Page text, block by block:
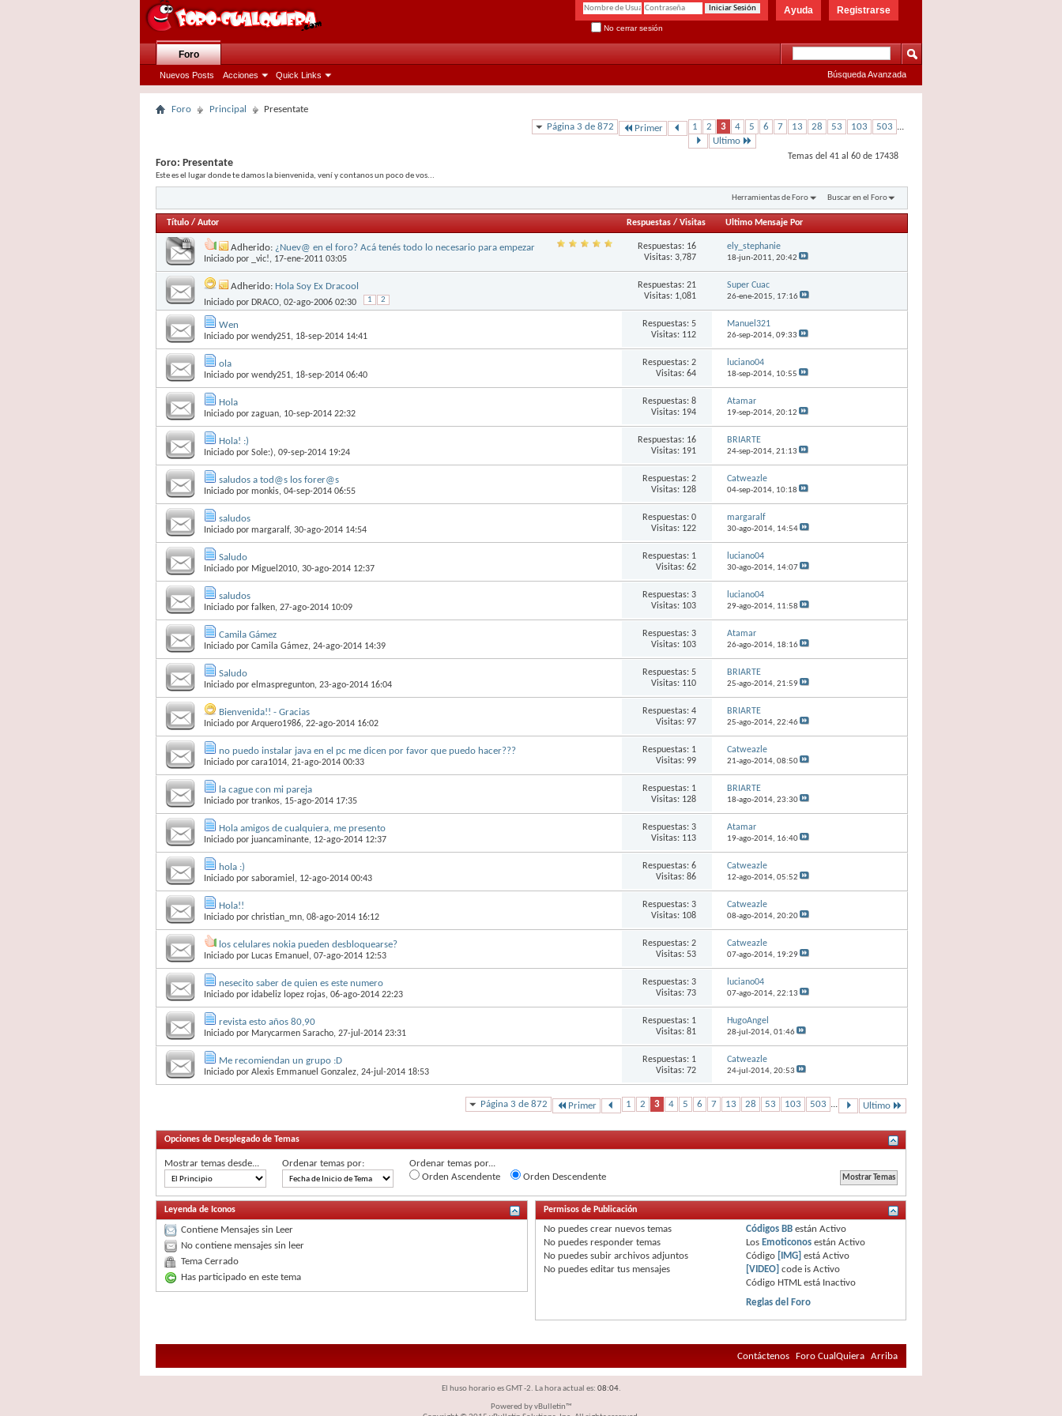
Registrarse
Ayuda
No cerrar sesión
Foro
Nuevos Posts Acciones Quick Links Búsqueda Avanzada
Foro Principal
Presentate
Página 3 de 872
Primer 1 2 3 4 5 6 7 13 28 53 103 503 ...
Ultimo
Temas del 41 al 60 de 17438
Foro: Presentate
Este es el lugar donde te damos la bienvenida, vení y contanos un poco de vos...
Herramientas de Foro Buscar en el Foro
Título / Autor Respuestas/ Visitas Ultimo Mensaje Por
Adherido: ¿Nuev@ en el foro? Acá tenés todo lo necesario para empezar
Iniciado por _vic!, 17-ene-2011 03:05
Respuestas: 16
Visitas: 3,787
ely_stephanie
18-jun-2011, 20:42
Adherido: Hola Soy Ex Dracool
Iniciado por DRACO, 02-ago-2006 02:30 1 2
Respuestas: 21
Visitas: 1,081
Super Cuac
26-ene-2015, 17:16
Wen
Iniciado por wendy251, 18-sep-2014 14:41
Respuestas: 5
Visitas: 112
Manuel321
26-sep-2014, 09:33
ola
Iniciado por wendy251, 18-sep-2014 06:40
Respuestas: 2
Visitas: 64
luciano04
18-sep-2014, 10:55
Hola
Iniciado por zaguan, 10-sep-2014 22:32
Respuestas: 8
Visitas: 194
Atamar
19-sep-2014, 20:12
Hola! :)
Iniciado por Sole:), 09-sep-2014 19:24
Respuestas: 16
Visitas: 191
BRIARTE
24-sep-2014, 21:13
saludos a tod@s los forer@s
Iniciado por monkis, 04-sep-2014 06:55
Respuestas: 2
Visitas: 128
Catweazle
04-sep-2014, 10:18
saludos
Iniciado por margaralf, 30-ago-2014 14:54
Respuestas: 0
Visitas: 122
margaralf
30-ago-2014, 14:54
Saludo
Iniciado por Miguel2010, 30-ago-2014 12:37
Respuestas: 1
Visitas: 62
luciano04
30-ago-2014, 14:07
saludos
Iniciado por falken, 27-ago-2014 10:09
Respuestas: 3
Visitas: 103
luciano04
29-ago-2014, 11:58
Camila Gámez
Iniciado por Camila Gámez, 24-ago-2014 14:39
Respuestas: 3
Visitas: 103
Atamar
26-ago-2014, 18:16
Saludo
Iniciado por elmaspregunton, 23-ago-2014 16:04
Respuestas: 5
Visitas: 110
BRIARTE
25-ago-2014, 21:59
Bienvenida!! - Gracias
Iniciado por Arquero1986, 22-ago-2014 16:02
Respuestas: 4
Visitas: 97
BRIARTE
25-ago-2014, 22:46
no puedo instalar java en el pc me dicen por favor que puedo hacer???
Iniciado por cara1014, 21-ago-2014 00:33
Respuestas: 1
Visitas: 99
Catweazle
21-ago-2014, 08:50
la cague con mi pareja
Iniciado por trankos, 15-ago-2014 17:35
Respuestas: 1
Visitas: 128
BRIARTE
18-ago-2014, 23:30
Hola amigos de cualquiera, me presento
Iniciado por juancaminante, 12-ago-2014 12:37
Respuestas: 3
Visitas: 113
Atamar
19-ago-2014, 16:40
hola :)
Iniciado por saboramiel , 12-ago-2014 00:43
Respuestas: 6
Visitas: 86
Catweazle
12-ago-2014, 05:52
Hola!!
Iniciado por christian_mn, 08-ago-2014 16:12
Respuestas: 3
Visitas: 108
Catweazle
08-ago-2014, 20:20
los celulares nokia pueden desbloquearse?
Iniciado por Lucas Emanuel , 07-ago-2014 12:53
Respuestas: 2
Visitas: 53
Catweazle
07-ago-2014, 19:29
nesecito saber de quien es este numero
Iniciado por idabeliz lopez rojas, 06-ago-2014 22:23
Respuestas: 3
Visitas: 73
luciano04
07-ago-2014, 22:13
revista esto años 80,90
Iniciado por Marycarmen Saracho, 27-jul-2014 23:31
Respuestas: 1
Visitas: 81
HugoAngel
28-jul-2014, 01:46
Me recomiendan un grupo :D
Iniciado por Alexis Emmanuel Gonzalez, 24-jul-2014 18:53
Respuestas: 1
Visitas: 72
Catweazle
24-jul-2014, 20:53
Página 3 de 872 Primer 1 2 3 4 5 6 7 13 28 53 103 503 ... Ultimo
Opciones de Desplegado de Temas
Mostrar temas desde... Ordenar temas por:
Ordenar temas por...
Orden Ascendente
Orden Descendente
Leyenda de Iconos
Contiene Mensajes sin Leer
No contiene mensajes sin leer
Tema Cerrado
Has participado en este tema
Permisos de Publicación
No puedescrear nuevos temas
No puedesresponder temas
No puedessubir archivos adjuntos
No puedeseditar tus mensajes
Códigos BB estánActivo
Los Emoticonos estánActivo
Código [IMG] estáActivo
[VIDEO] code isActivo
Código HTML está Inactivo
Reglas del Foro
Contáctenos Foro CualQuiera Arriba
El huso horario es GMT -2. La hora actual es: 08:04.
Powered by vBulletin™